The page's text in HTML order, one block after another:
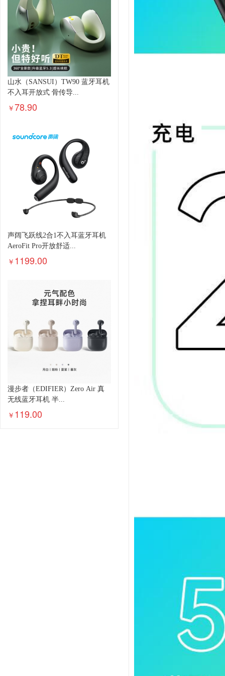
山水（SANSUI）TW90 蓝牙耳机
不入耳开放式 骨传导...
￥78.90
声阔飞跃线2合1不入耳蓝牙耳机
AeroFit Pro开放舒适...
￥ 1199.00
漫步者（EDIFIER）Zero Air 真
无线蓝牙耳机 半...
￥ 119.00